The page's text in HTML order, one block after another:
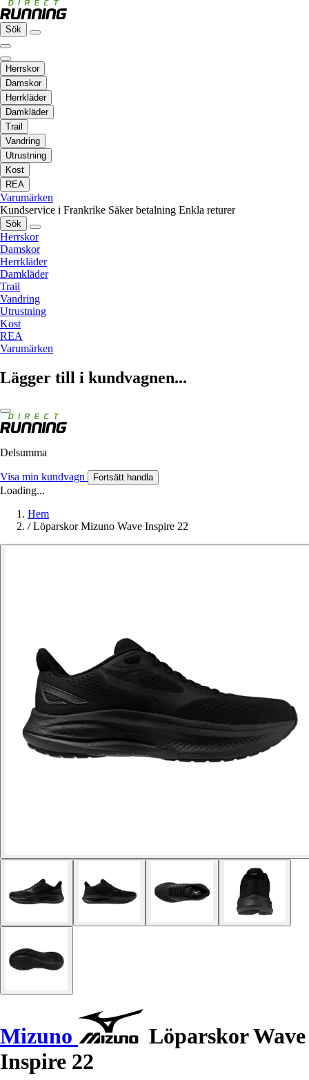
Sök
Herrskor
Damskor
Herrkläder
Damkläder
Trail
Vandring
Utrustning
Kost
REA
Varumärken
Kundservice i Frankrike Säker betalning Enkla returer
Sök
Herrskor
Damskor
Herrkläder
Damkläder
Trail
Vandring
Utrustning
Kost
REA
Varumärken
Lägger till i kundvagnen...
Delsumma
Visa min kundvagn Fortsätt handla
Loading...
Hem
/ Löparskor Mizuno Wave Inspire 22
Mizuno
Löparskor Wave
Inspire 22